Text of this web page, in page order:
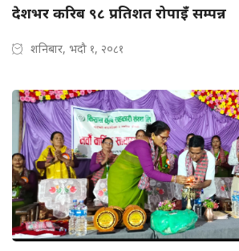
देशभर करिब ९८ प्रतिशत रोपाइँ सम्पन्न
शनिबार, भदौ १, २०८१